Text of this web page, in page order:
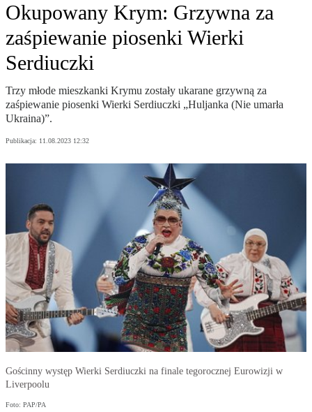
Okupowany Krym: Grzywna za
zaśpiewanie piosenki Wierki
Serdiuczki
Trzy młode mieszkanki Krymu zostały ukarane grzywną za
zaśpiewanie piosenki Wierki Serdiuczki „Huljanka (Nie umarła
Ukraina)”.
Publikacja: 11.08.2023 12:32
Gościnny występ Wierki Serdiuczki na finale tegorocznej Eurowizji w
Liverpoolu
Foto: PAP/PA